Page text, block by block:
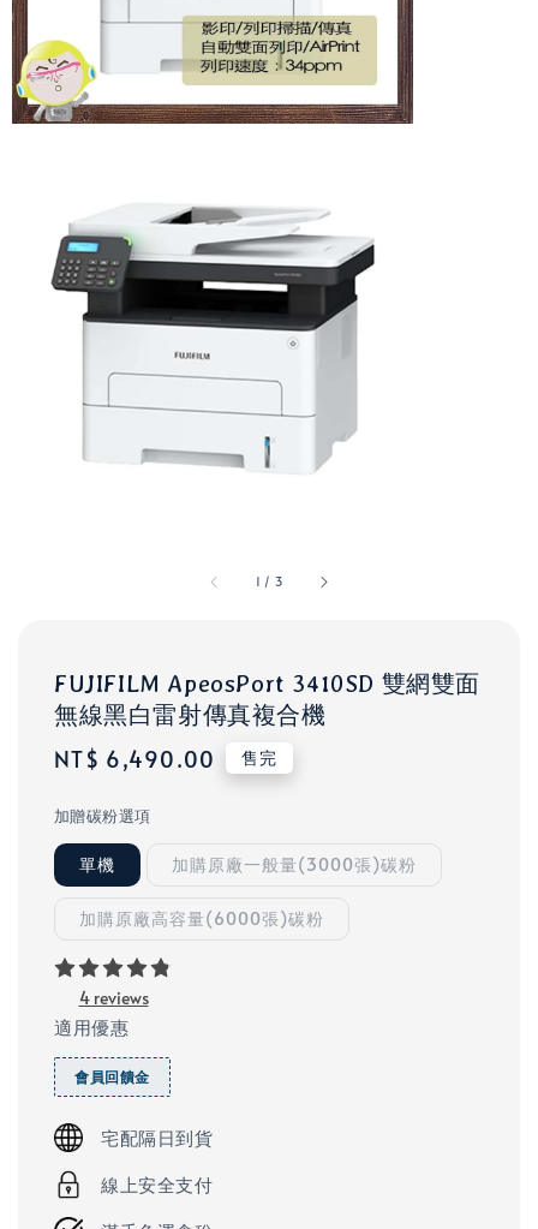
1 / 3
FUJIFILM ApeosPort 3410SD 雙網雙面
無線黑白雷射傳真複合機
Regular
NT$ 6,490.00 售完
加贈碳粉選項
單機 加購原廠一般量(3000張)碳粉
加購原廠高容量(6000張)碳粉
4 reviews
適用優惠
會員回饋金
宅配隔日到貨
線上安全支付